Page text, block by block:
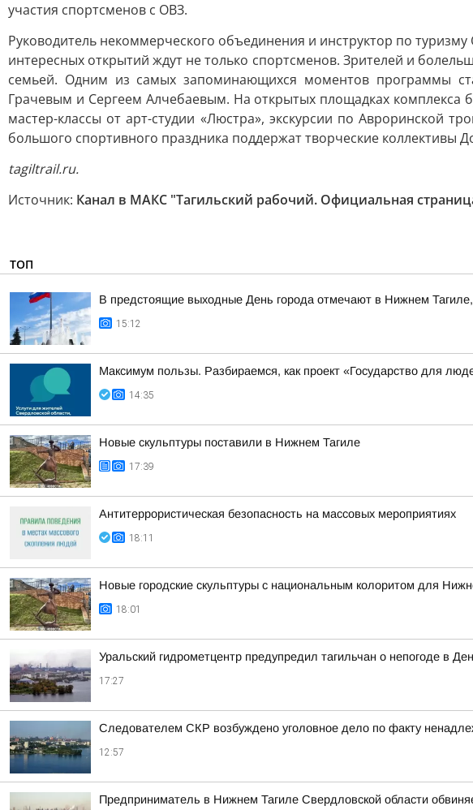
участия спортсменов с ОВЗ.
Руководитель некоммерческого объединения и инструктор по
интересных открытий ждут не только спортсменов. Зрителей и
семьей. Одним из самых запоминающихся моментов программы
Грачевым и Сергеем Алчебаевым. На открытых площадках комплекса
мастер-классы от арт-студии «Люстра», экскурсии по Авроринской
большого спортивного праздника поддержат творческие коллективы
tagiltrail.ru.
Источник: Канал в МАКС "Тагильский рабочий. Официальная
ТОП
В предстоящие выходные День города отмечают в Нижнем
15:12
Максимум пользы. Разбираемся, как проект «Государство для
14:35
Новые скульптуры поставили в Нижнем Тагиле
17:39
Антитеррористическая безопасность на массовых мероприятиях
18:11
Новые городские скульптуры с национальным колоритом для
18:01
Уральский гидрометцентр предупредил тагильчан о непогоде в
17:27
Следователем СКР возбуждено уголовное дело по факту
12:57
Предприниматель в Нижнем Тагиле Свердловской области